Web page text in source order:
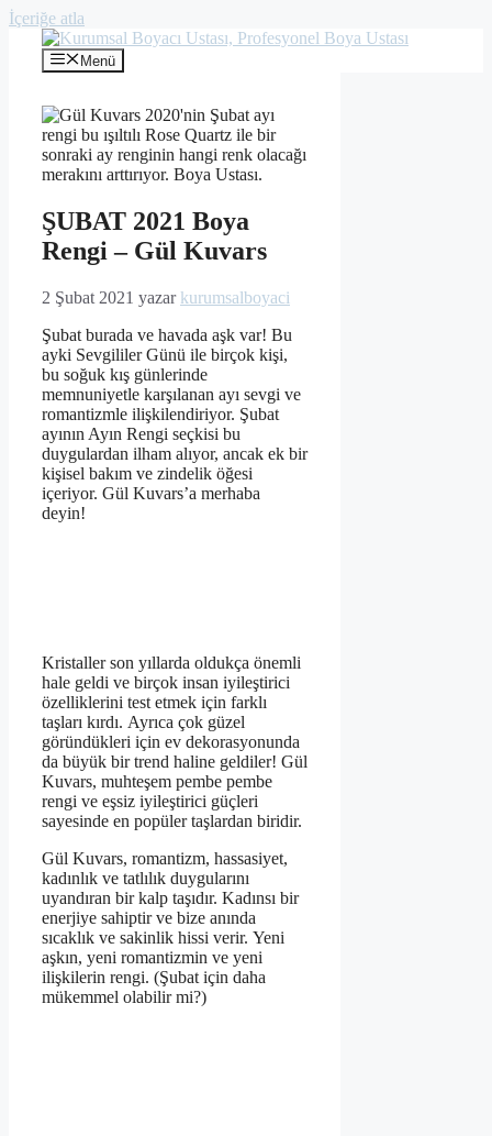
İçeriğe atla
Menü
ŞUBAT 2021 Boya
Rengi – Gül Kuvars
2 Şubat 2021 yazar kurumsalboyaci
Şubat burada ve havada aşk var! Bu
ayki Sevgililer Günü ile birçok kişi,
bu soğuk kış günlerinde
memnuniyetle karşılanan ayı sevgi ve
romantizmle ilişkilendiriyor. Şubat
ayının Ayın Rengi seçkisi bu
duygulardan ilham alıyor, ancak ek bir
kişisel bakım ve zindelik öğesi
içeriyor. Gül Kuvars’a merhaba
deyin!
Kristaller son yıllarda oldukça önemli
hale geldi ve birçok insan iyileştirici
özelliklerini test etmek için farklı
taşları kırdı. Ayrıca çok güzel
göründükleri için ev dekorasyonunda
da büyük bir trend haline geldiler! Gül
Kuvars, muhteşem pembe pembe
rengi ve eşsiz iyileştirici güçleri
sayesinde en popüler taşlardan biridir.
Gül Kuvars, romantizm, hassasiyet,
kadınlık ve tatlılık duygularını
uyandıran bir kalp taşıdır. Kadınsı bir
enerjiye sahiptir ve bize anında
sıcaklık ve sakinlik hissi verir. Yeni
aşkın, yeni romantizmin ve yeni
ilişkilerin rengi. (Şubat için daha
mükemmel olabilir mi?)